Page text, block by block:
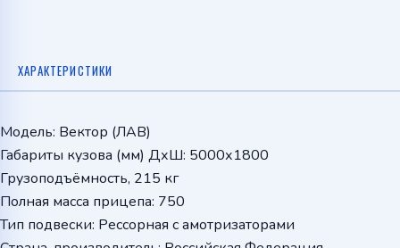
ХАРАКТЕРИСТИКИ
Модель: Вектор (ЛАВ)
Габариты кузова (мм) ДхШ: 5000х1800
Грузоподъёмность, 215 кг
Полная масса прицепа: 750
Тип подвески: Рессорная с амотризаторами